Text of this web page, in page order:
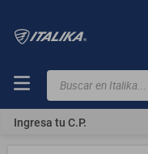
Buscar en Italika...
Ingresa tu C.P.
TÉRMINOS
MÁS